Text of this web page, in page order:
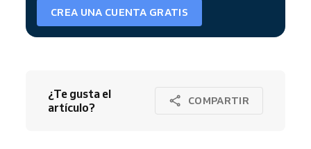
CREA UNA CUENTA GRATIS
¿Te gusta el
artículo?
COMPARTIR